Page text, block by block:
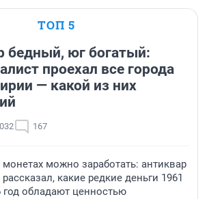
ТОП 5
бедный, юг богатый:
проехал все города
— какой из них
167
монетах можно заработать: антиквар
какие редкие деньги 1961
год обладают ценностью